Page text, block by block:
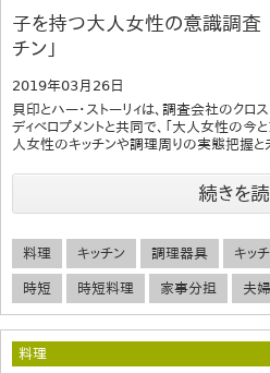
子を持つ大人女性の意識調査
チン」
2019年03月26日
貝印とハー・ストーリィは、調査会社のクロス
ディベロプメントと共同で、「大人女性の今
人女性のキッチンや調理周りの実態把握
続きを
料理 キッチン 調理器具 キッ
時短 時短料理 家事分担 夫婦
料理